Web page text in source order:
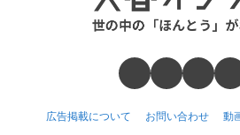
広告掲載について お問い合わせ 動